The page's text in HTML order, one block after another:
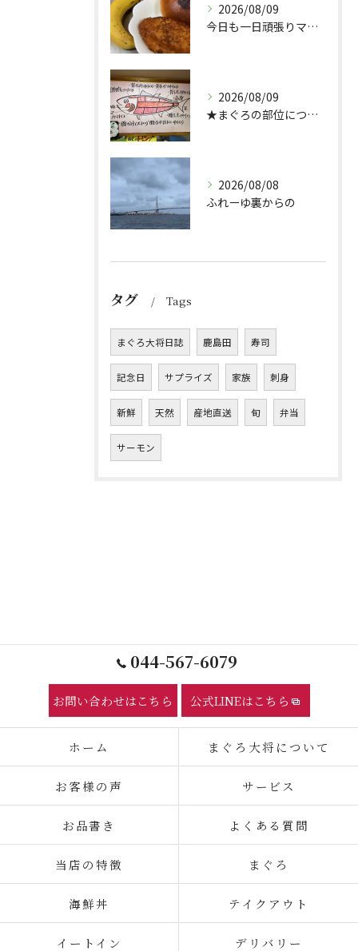
2026/08/09
今日も一日頑張りマッスル💪
2026/08/09
★まぐろの部位について★
2026/08/08
ふれーゆ裏からの
タグ Tags
まぐろ大将日誌 鹿島田 寿司
記念日 サプライズ 家族 刺身
新鮮 天然 産地直送 旬 弁当
サーモン
044-567-6079
お問い合わせはこちら 公式LINEはこちら
ホーム まぐろ大将について
お客様の声 サービス
お品書き よくある質問
当店の特徴 まぐろ
海鮮丼 テイクアウト
イートイン デリバリー